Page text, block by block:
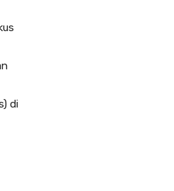
di